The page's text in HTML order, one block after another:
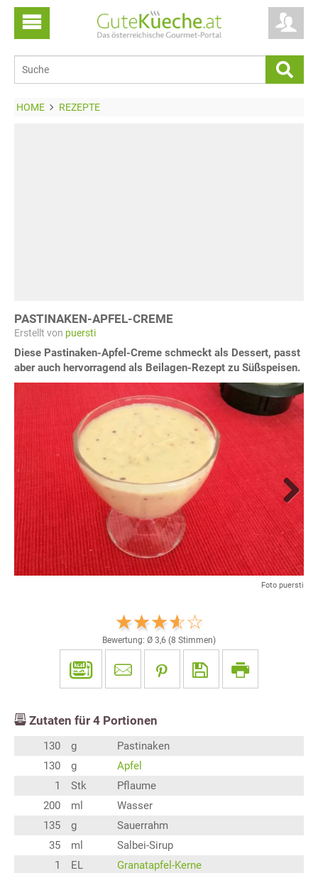
HOME REZEPTE
PASTINAKEN-APFEL-CREME
Erstellt von puersti
Diese Pastinaken-Apfel-Creme schmeckt als Dessert, passt
aber auch hervorragend als Beilagen-Rezept zu Süßspeisen.
Foto puersti
Bewertung: Ø 3,6 (8 Stimmen)
Zutaten für 4 Portionen
130 g
Pastinaken
130
g
Apfel
1
Stk
Pflaume
200
ml
Wasser
135
g
Sauerrahm
35
ml
Salbei-Sirup
1
EL Granatapfel-Kerne